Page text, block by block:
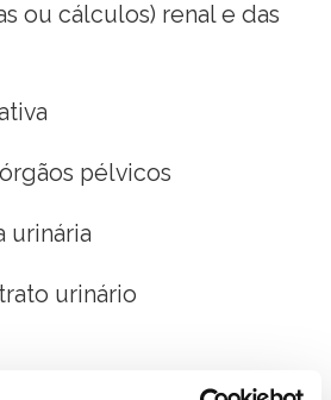
ou cálculos) renal e das
pélvicos
urinária
urinário